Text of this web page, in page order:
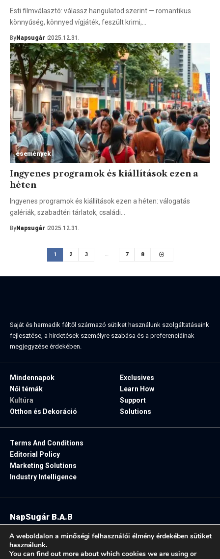
Esti filmválasztó: válassz hangulatod szerint — romantikus
könnyűség, könnyed vígjáték, feszült krimi,…
By Napsugár 2025.12.31.
események
Ingyenes programok és kiállítások ezen a
héten
Ingyenes programok és kiállítások ezen a héten: válogatás
galériák, szabadtéri tárlatok, családi…
ByNapsugár 2025.12.31.
1 2 3 … 7 8
Saját és harmadik féltől származó sütiket használunk szolgáltatásaink
fejlesztése, a hirdetések személyre szabása és a preferenciáinak
megjegyzése érdekében.
Mindennapok
Női témák
Kultúra
Otthon és Dekoráció
Exclusives
Learn How
Support
Solutions
Terms And Conditions
Editorial Policy
Marketing Solutions
Industry Intelligence
NapSugár B.A.B
2025. Minden jog fenntartva.
A weboldalon a minőségi felhasználói élmény érdekében sütiket
használunk.
You can find out more about which cookies we are using or